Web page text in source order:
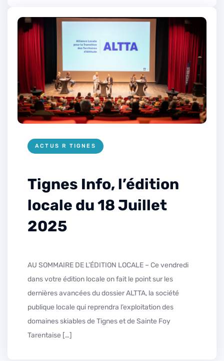
ACTUS R TIGNES
Tignes Info, l’édition
locale du 18 Juillet
2025
AU SOMMAIRE DE L’ÉDITION LOCALE – Ce vendredi
dans votre édition locale on fait le point sur les
dernières avancées du dossier ALTTA, la société
publique locale qui reprendra l’exploitation des
domaines skiables de Tignes et de Sainte Foy
Tarentaise […]